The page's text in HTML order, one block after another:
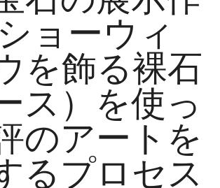
ョーウィ
を飾る裸石
ス）を使っ
のアートを
るプロセス